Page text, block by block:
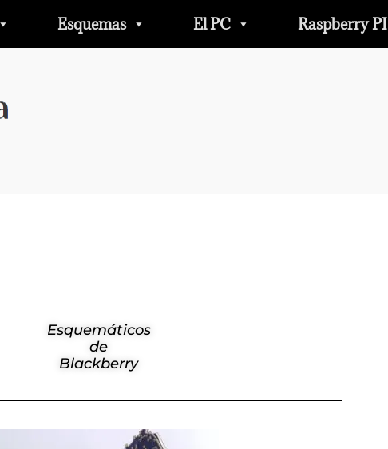
Esquemas El PC Raspberry PI
Esquemáticos
de
Blackberry